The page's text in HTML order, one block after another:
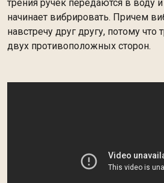
трения ручек передаются в воду
начинает вибрировать. Причем
навстречу друг другу, потому что
двух противоположных сторон.